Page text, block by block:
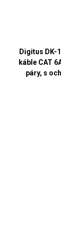
Digitus DK-
káble CAT
páry, s